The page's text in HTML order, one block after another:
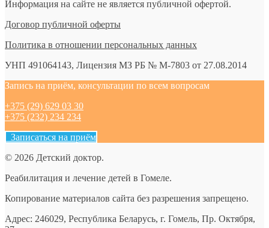
Информация на сайте не является публичной офертой.
Договор публичной оферты
Политика в отношении персональных данных
УНП 491064143, Лицензия МЗ РБ № М-7803 от 27.08.2014
Запись на приём, консультации по всем вопросам
+375 (29) 629 03 30
+375 (232) 234 234
Записаться на приём
© 2026 Детский доктор.
Реабилитация и лечение детей в Гомеле.
Копирование материалов сайта без разрешения запрещено.
Адрес: 246029, Республика Беларусь, г. Гомель, Пр. Октября,